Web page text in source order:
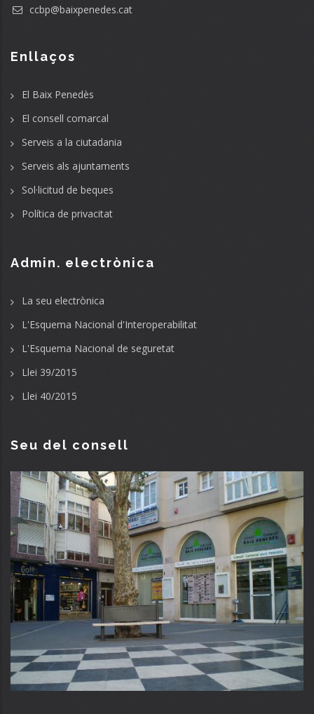
ccbp@baixpenedes.cat
Enllaços
El Baix Penedès
El consell comarcal
Serveis a la ciutadania
Serveis als ajuntaments
Sol·licitud de beques
Política de privacitat
Admin. electrònica
La seu electrònica
L'Esquema Nacional d'Interoperabilitat
L'Esquema Nacional de seguretat
Llei 39/2015
Llei 40/2015
Seu del consell